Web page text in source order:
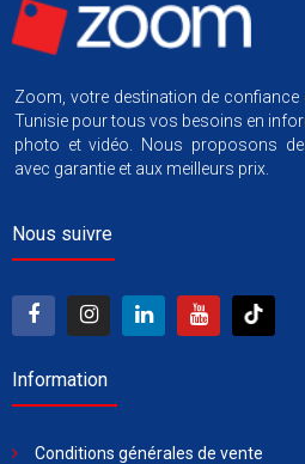
Zoom, votre destination de confiance
Tunisie pour tous vos besoins en
photo et vidéo. Nous proposons
avec garantie et aux meilleurs prix.
Nous suivre
Information
Conditions générales de vente